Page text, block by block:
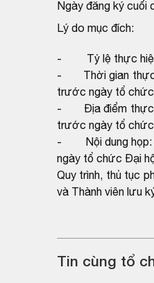
Ngày đăng ký cuối
Lý do mục đích:
- Tỷ lệ thực hiện:
- Thời gian thực
trước ngày tổ chức
- Địa điểm thực
trước ngày tổ chức
- Nội dung họp:
ngày tổ chức Đại
Quy trình, thủ tục
và Thành viên lưu
Tin cùng tổ